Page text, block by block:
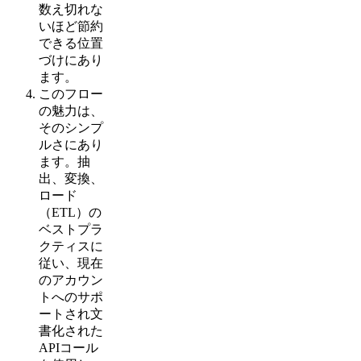
数え切れな
いほど節約
できる位置
づけにあり
ます。
このフロー
の魅力は、
そのシンプ
ルさにあり
ます。抽
出、変換、
ロード
（ETL）の
ベストプラ
クティスに
従い、現在
のアカウン
トへのサポ
ートされ文
書化された
APIコール